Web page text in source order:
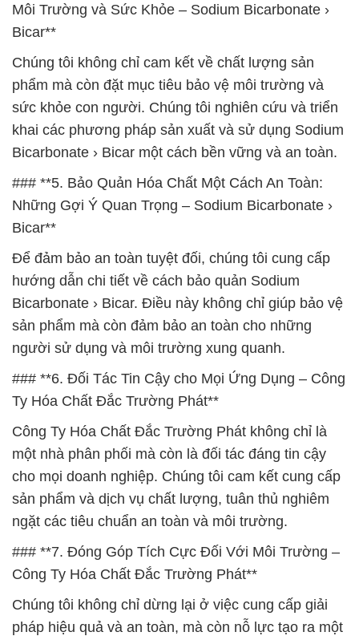
Môi Trường và Sức Khỏe – Sodium Bicarbonate ›
Bicar**
Chúng tôi không chỉ cam kết về chất lượng sản
phẩm mà còn đặt mục tiêu bảo vệ môi trường và
sức khỏe con người. Chúng tôi nghiên cứu và triển
khai các phương pháp sản xuất và sử dụng Sodium
Bicarbonate › Bicar một cách bền vững và an toàn.
### **5. Bảo Quản Hóa Chất Một Cách An Toàn:
Những Gợi Ý Quan Trọng – Sodium Bicarbonate ›
Bicar**
Để đảm bảo an toàn tuyệt đối, chúng tôi cung cấp
hướng dẫn chi tiết về cách bảo quản Sodium
Bicarbonate › Bicar. Điều này không chỉ giúp bảo vệ
sản phẩm mà còn đảm bảo an toàn cho những
người sử dụng và môi trường xung quanh.
### **6. Đối Tác Tin Cậy cho Mọi Ứng Dụng – Công
Ty Hóa Chất Đắc Trường Phát**
Công Ty Hóa Chất Đắc Trường Phát không chỉ là
một nhà phân phối mà còn là đối tác đáng tin cậy
cho mọi doanh nghiệp. Chúng tôi cam kết cung cấp
sản phẩm và dịch vụ chất lượng, tuân thủ nghiêm
ngặt các tiêu chuẩn an toàn và môi trường.
### **7. Đóng Góp Tích Cực Đối Với Môi Trường –
Công Ty Hóa Chất Đắc Trường Phát**
Chúng tôi không chỉ dừng lại ở việc cung cấp giải
pháp hiệu quả và an toàn, mà còn nỗ lực tạo ra một